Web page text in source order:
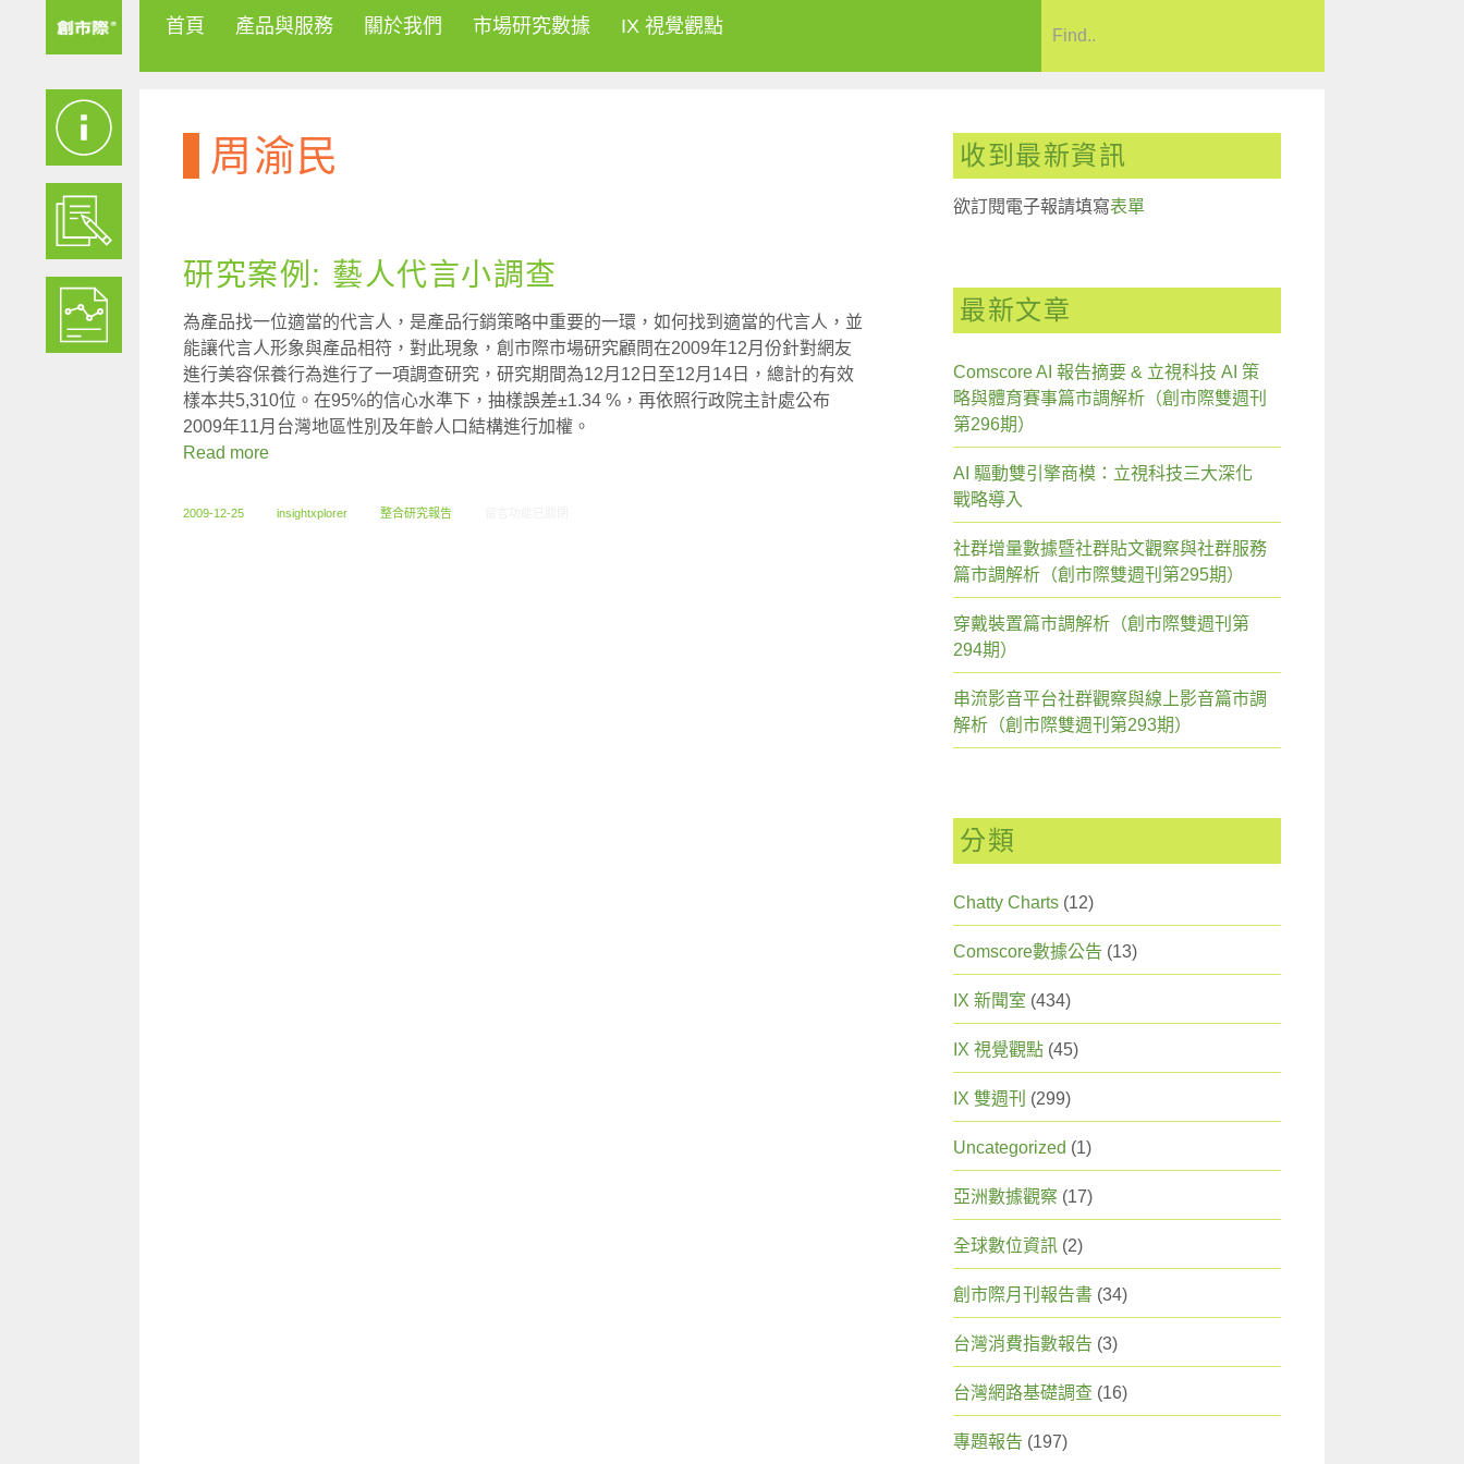
首頁 產品與服務 關於我們 市場研究數據 IX 視覺觀點
周渝民
研究案例: 藝人代言小調查
為產品找一位適當的代言人，是產品行銷策略中重要的一環，如何找到適當的代言人，並
能讓代言人形象與產品相符，對此現象，創市際市場研究顧問在2009年12月份針對網友
進行美容保養行為進行了一項調查研究，研究期間為12月12日至12月14日，總計的有效
樣本共5,310位。在95%的信心水準下，抽樣誤差±1.34 %，再依照行政院主計處公布
2009年11月台灣地區性別及年齡人口結構進行加權。
Read more
2009-12-25 insightxplorer 整合研究報告
收到最新資訊
欲訂閱電子報請填寫表單
最新文章
Comscore AI 報告摘要 & 立視科技 AI 策
略與體育賽事篇市調解析（創市際雙週刊
第296期）
AI 驅動雙引擎商模：立視科技三大深化
戰略導入
社群增量數據暨社群貼文觀察與社群服務
篇市調解析（創市際雙週刊第295期）
穿戴裝置篇市調解析（創市際雙週刊第
294期）
串流影音平台社群觀察與線上影音篇市調
解析（創市際雙週刊第293期）
分類
Chatty Charts (12)
Comscore數據公告 (13)
IX 新聞室 (434)
IX 視覺觀點 (45)
IX 雙週刊 (299)
Uncategorized (1)
亞洲數據觀察 (17)
全球數位資訊 (2)
創市際月刊報告書 (34)
台灣消費指數報告 (3)
台灣網路基礎調查 (16)
專題報告 (197)